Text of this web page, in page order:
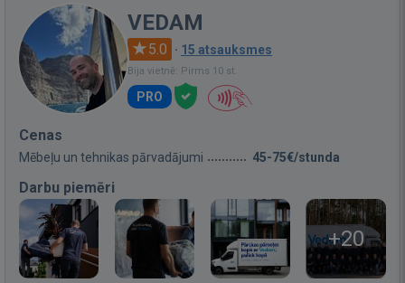
VEDAM
5.0 · 15 atsauksmes
Bija vietnē: Pirms 10 st.
PRO
Cenas
Mēbeļu un tehnikas pārvadājumi 45-75€/stunda
Darbu piemēri
+20